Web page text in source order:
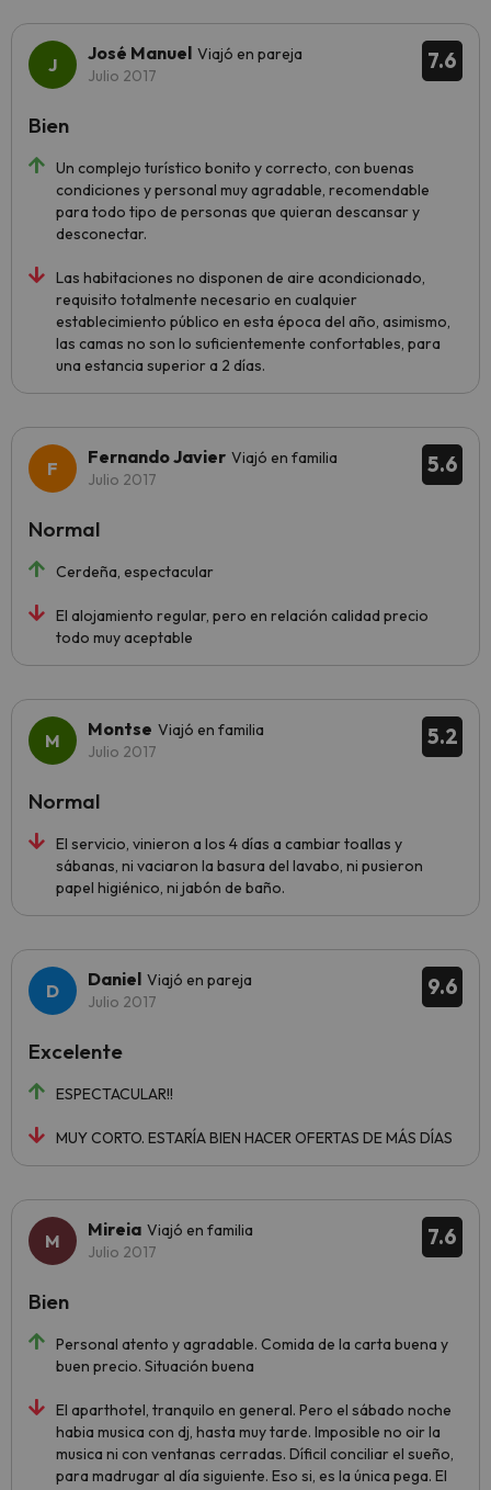
7.6
José Manuel Viajó en pareja
Julio 2017
Un complejo turístico bonito y correcto, con buenas
condiciones y personal muy agradable, recomendable
para todo tipo de personas que quieran descansar y
desconectar.
Las habitaciones no disponen de aire acondicionado,
requisito totalmente necesario en cualquier
establecimiento público en esta época del año, asimismo,
las camas no son lo suficientemente confortables, para
una estancia superior a 2 días.
Bien
5.6
Fernando Javier Viajó en familia
Julio 2017
Cerdeña, espectacular
El alojamiento regular, pero en relación calidad precio
todo muy aceptable
Normal
5.2
Montse Viajó en familia
Julio 2017
El servicio, vinieron a los 4 días a cambiar toallas y
sábanas, ni vaciaron la basura del lavabo, ni pusieron
papel higiénico, ni jabón de baño.
Normal
9.6
Daniel Viajó en pareja
Julio 2017
ESPECTACULAR!!
MUY CORTO. ESTARÍA BIEN HACER OFERTAS DE MÁS DÍAS
Excelente
7.6
Mireia Viajó en familia
Julio 2017
Personal atento y agradable. Comida de la carta buena y
buen precio. Situación buena
El aparthotel, tranquilo en general. Pero el sábado noche
habia musica con dj, hasta muy tarde. Imposible no oir la
musica ni con ventanas cerradas. Díficil conciliar el sueño,
para madrugar al día siguiente. Eso si, es la única pega. El
Bien